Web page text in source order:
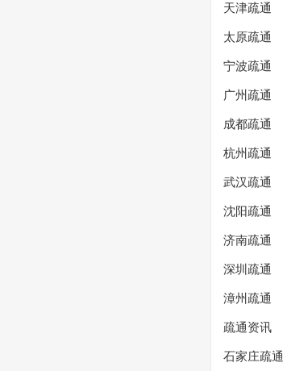
天津疏通
太原疏通
宁波疏通
广州疏通
成都疏通
杭州疏通
武汉疏通
沈阳疏通
济南疏通
深圳疏通
漳州疏通
疏通资讯
石家庄疏通